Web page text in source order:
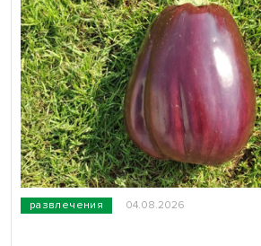
развлечения 04.08.2026